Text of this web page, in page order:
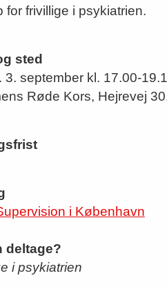
frivillige i psykiatrien.
sted
3. september kl. 17.00-
Røde Kors, Hejrevej
i København
deltage?
i psykiatrien